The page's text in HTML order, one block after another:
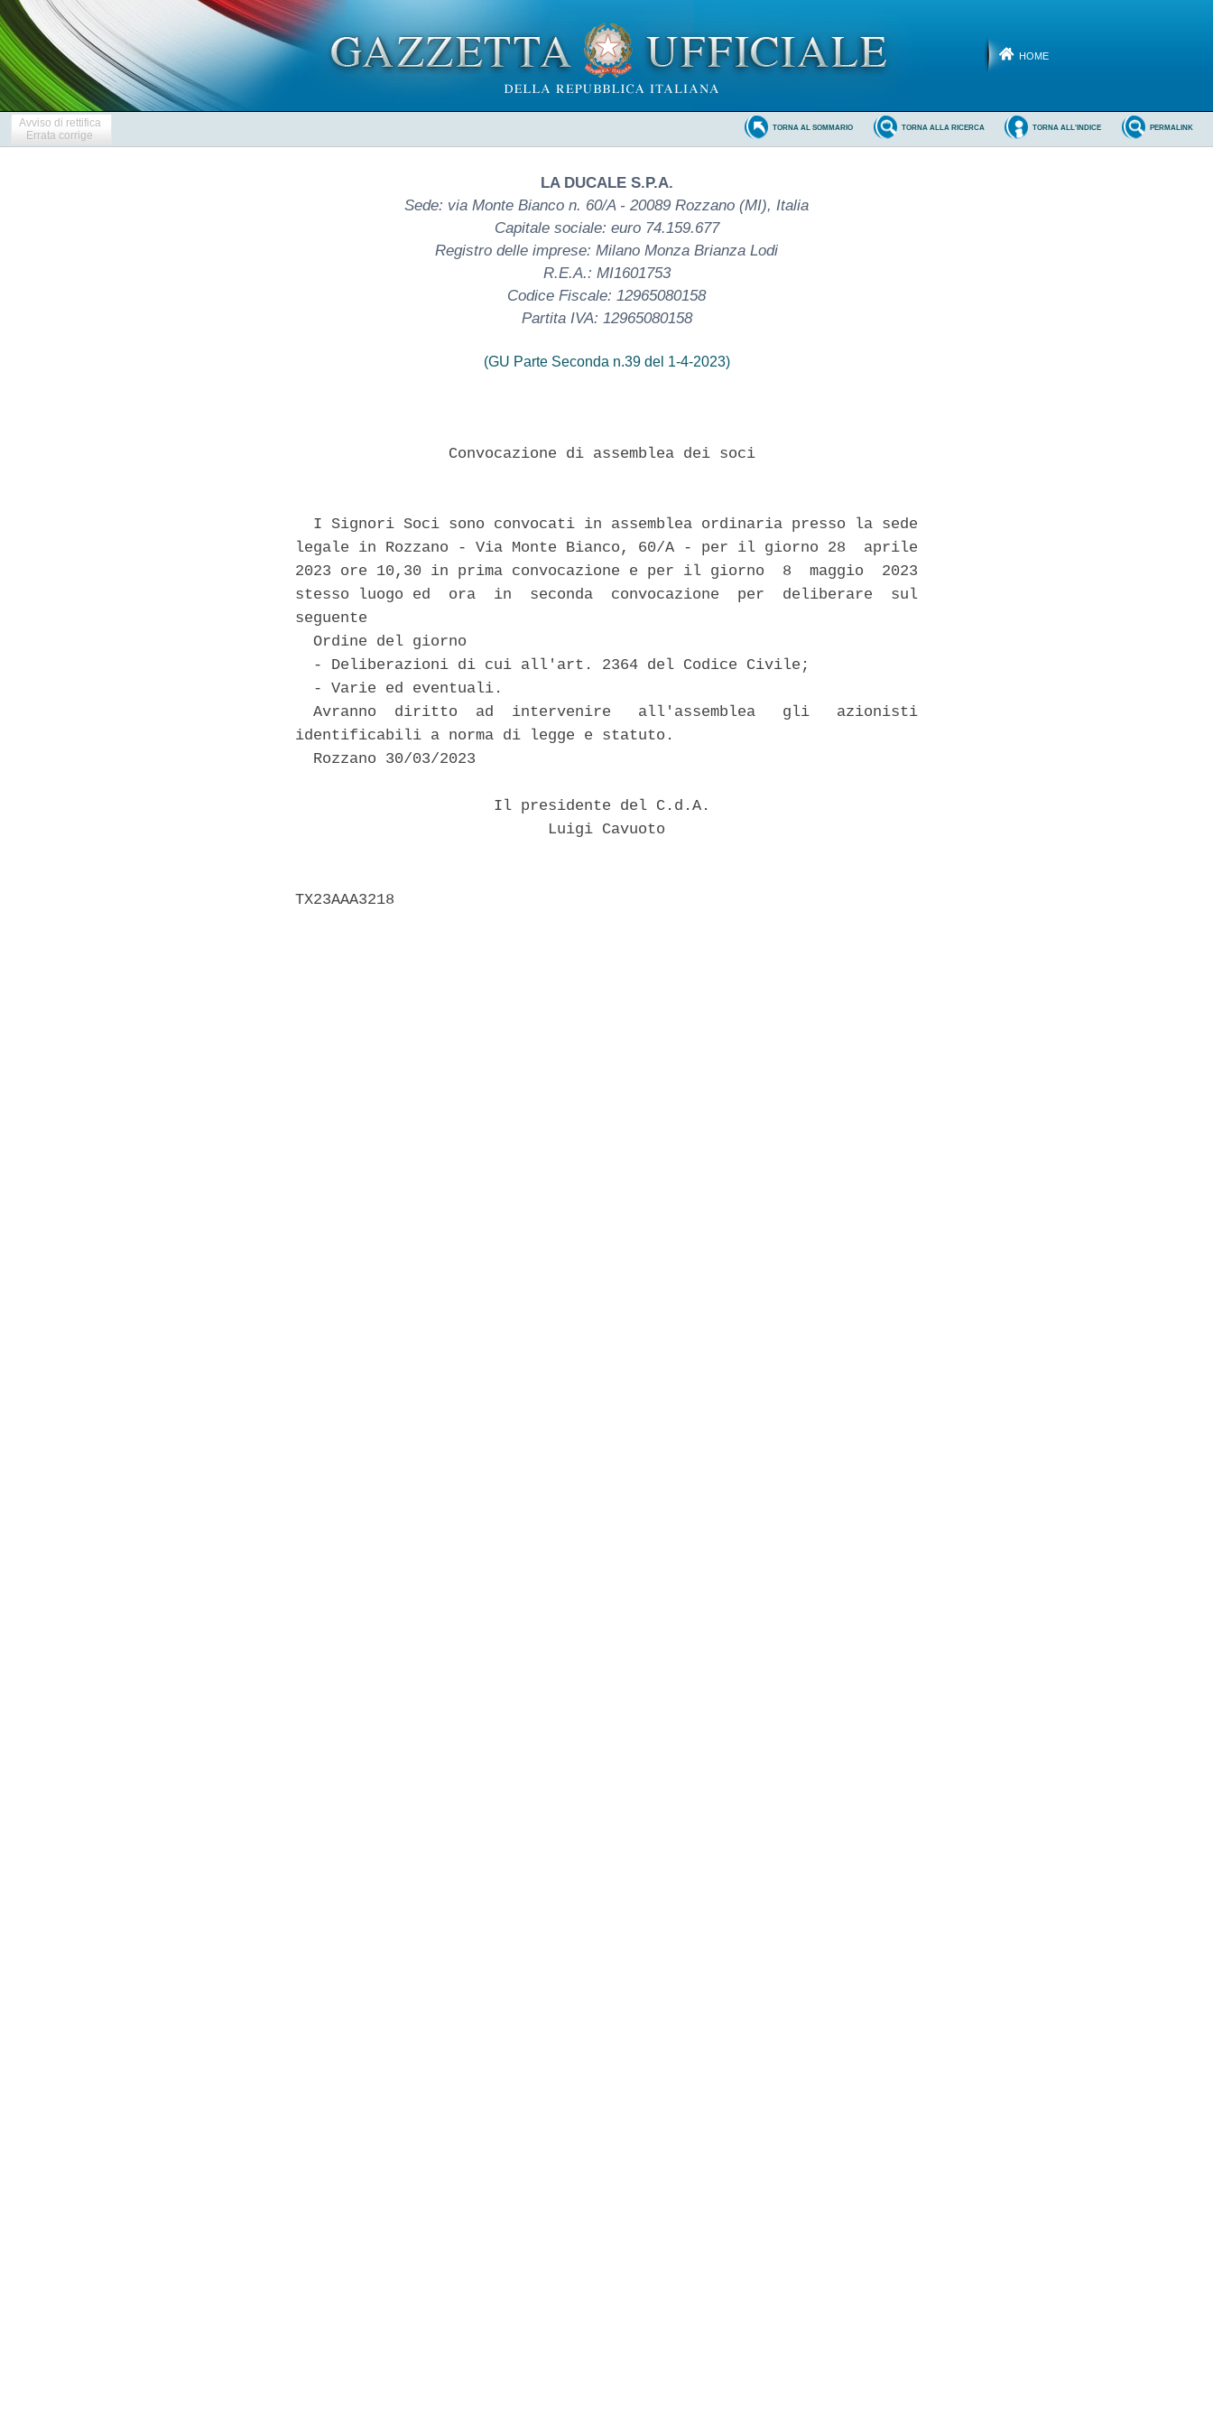
HOME
Avviso di rettifica
Errata corrige
PERMALINK
TORNA ALL'INDICE
TORNA ALLA RICERCA
TORNA AL SOMMARIO
LA DUCALE S.P.A.
Sede: via Monte Bianco n. 60/A - 20089 Rozzano (MI), Italia
Capitale sociale: euro 74.159.677
Registro delle imprese: Milano Monza Brianza Lodi
R.E.A.: MI1601753
Codice Fiscale: 12965080158
Partita IVA: 12965080158
(GU Parte Seconda n.39 del 1-4-2023)
                 Convocazione di assemblea dei soci
  I Signori Soci sono convocati in assemblea ordinaria presso la sede
legale in Rozzano - Via Monte Bianco, 60/A - per il giorno 28  aprile
2023 ore 10,30 in prima convocazione e per il giorno  8  maggio  2023
stesso luogo ed  ora  in  seconda  convocazione  per  deliberare  sul
seguente
  Ordine del giorno
  - Deliberazioni di cui all'art. 2364 del Codice Civile;
  - Varie ed eventuali.
  Avranno  diritto  ad  intervenire   all'assemblea   gli   azionisti
identificabili a norma di legge e statuto.
  Rozzano 30/03/2023
                      Il presidente del C.d.A.
                            Luigi Cavuoto